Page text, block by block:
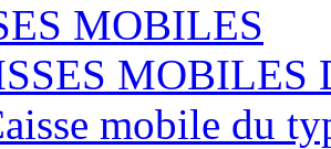
MOBILES
MOBILES
mobile du